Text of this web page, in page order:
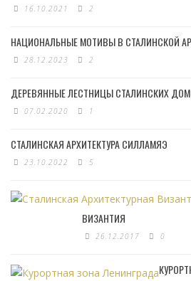
16.10.2021 2
НАЦИОНАЛЬНЫЕ МОТИВЫ В СТАЛИНСКОЙ
28.12.2023 2
ДЕРЕВЯННЫЕ ЛЕСТНИЦЫ СТАЛИНСКИХ
07.02.2020 1
СТАЛИНСКАЯ АРХИТЕКТУРА СИЛЛАМЯЭ
23.10.2022 5
ВИЗАНТИЯ
26.12.2017 0